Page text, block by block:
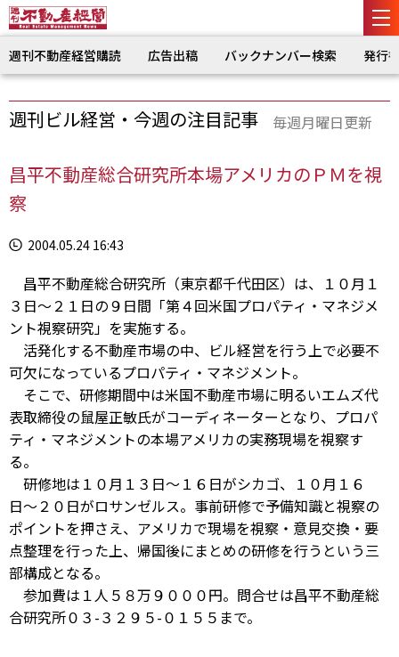
週刊不動産経営購読 広告出稿 バックナンバー検索 発行
週刊ビル経営・今週の注目記事 毎週月曜日更新
昌平不動産総合研究所本場アメリカのＰＭを視
察
2004.05.24 16:43
昌平不動産総合研究所（東京都千代田区）は、１０月１
３日〜２１日の９日間「第４回米国プロパティ・マネジメ
ント視察研究」を実施する。
活発化する不動産市場の中、ビル経営を行う上で必要不
可欠になっているプロパティ・マネジメント。
そこで、研修期間中は米国不動産市場に明るいエムズ代
表取締役の鼠屋正敏氏がコーディネーターとなり、プロパ
ティ・マネジメントの本場アメリカの実務現場を視察す
る。
研修地は１０月１３日〜１６日がシカゴ、１０月１６
日〜２０日がロサンゼルス。事前研修で予備知識と視察の
ポイントを押さえ、アメリカで現場を視察・意見交換・要
点整理を行った上、帰国後にまとめの研修を行うという三
部構成となる。
参加費は１人５８万９０００円。問合せは昌平不動産総
合研究所０３-３２９５-０１５５まで。